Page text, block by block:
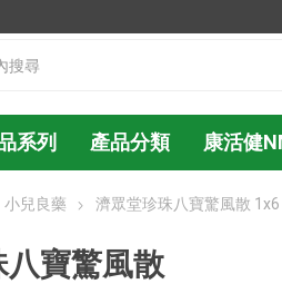
系列 產品分類 康活健
小兒良藥 濟眾堂珍珠八寶驚風散 1x6
寶驚風散